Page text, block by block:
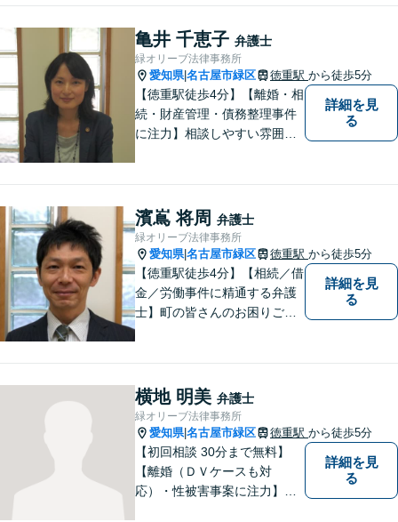
ることはございません。元警
察官の経験を活かした交通事
故事案対応もいたします。
亀井 千恵子 弁護士
緑オリーブ法律事務所
愛知県|名古屋市緑区 徳重駅 から徒歩5分
【徳重駅徒歩4分】【離婚・相
続・財産管理・債務整理事件
に注力】相談しやすい雰囲気
詳細を見
る
濱嶌 将周 弁護士
緑オリーブ法律事務所
愛知県|名古屋市緑区 徳重駅 から徒歩5分
【徳重駅徒歩4分】【相続／借
金／労働事件に精通する弁護
士】町の皆さんのお困りごと
バー等の情報問題にも意欲高
く取り組みます。お困りごと
があれば。お気軽にご相談く
ださい。
詳細を見
る
横地 明美 弁護士
緑オリーブ法律事務所
愛知県|名古屋市緑区 徳重駅 から徒歩5分
【初回相談 30分まで無料】
【離婚（ＤＶケースも対
応）・性被害事案に注力】
詳細を見
る